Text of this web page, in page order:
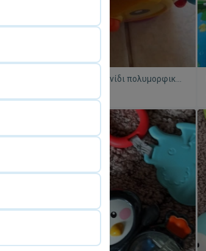
Fisher price παιδικό παιχνίδι πολυμορφικό